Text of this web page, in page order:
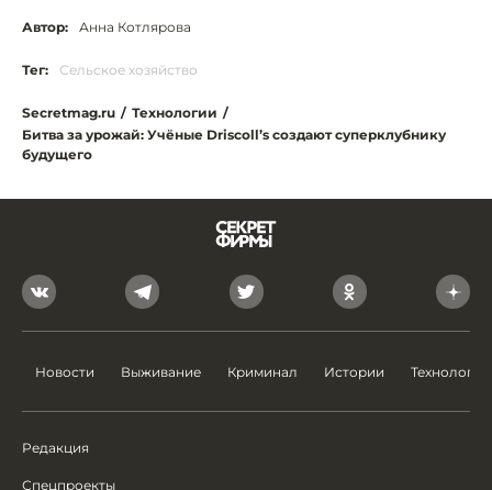
Автор: Анна Котлярова
Тег: Сельское хозяйство
Secretmag.ru / Технологии /
Битва за урожай: Учёные Driscoll’s создают суперклубнику
будущего
Новости Выживание Криминал Истории Технологии
Редакция
Спецпроекты